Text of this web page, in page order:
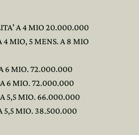
A 4 MIO 20.000.000
4 MIO, 5 MENS. A 8 MIO
A 6 MIO. 72.000.000
A 6 MIO. 72.000.000
A 5,5 MIO. 66.000.000
5,5 MIO. 38.500.000